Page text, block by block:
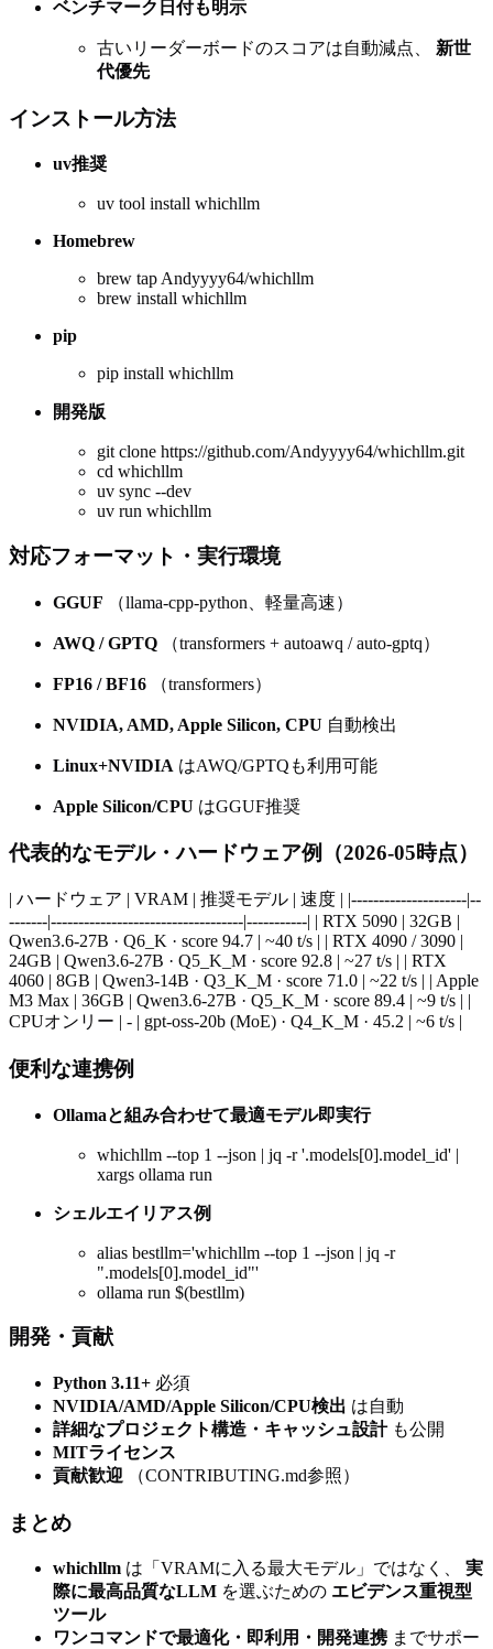
ベンチマーク日付も明示
古いリーダーボードのスコアは自動減点、 新世
代優先
インストール方法
uv推奨
uv tool install whichllm
Homebrew
brew tap Andyyyy64/whichllm
brew install whichllm
pip
pip install whichllm
開発版
git clone https://github.com/Andyyyy64/whichllm.git
cd whichllm
uv sync --dev
uv run whichllm
対応フォーマット・実行環境
GGUF （llama-cpp-python、軽量高速）
AWQ / GPTQ （transformers + autoawq / auto-gptq）
FP16 / BF16 （transformers）
NVIDIA, AMD, Apple Silicon, CPU 自動検出
Linux+NVIDIA はAWQ/GPTQも利用可能
Apple Silicon/CPU はGGUF推奨
代表的なモデル・ハードウェア例（2026-05時点）
| ハードウェア | VRAM | 推奨モデル | 速度 | |---------------------|--
-------|-----------------------------------|-----------| | RTX 5090 | 32GB |
Qwen3.6-27B · Q6_K · score 94.7 | ~40 t/s | | RTX 4090 / 3090 |
24GB | Qwen3.6-27B · Q5_K_M · score 92.8 | ~27 t/s | | RTX
4060 | 8GB | Qwen3-14B · Q3_K_M · score 71.0 | ~22 t/s | | Apple
M3 Max | 36GB | Qwen3.6-27B · Q5_K_M · score 89.4 | ~9 t/s | |
CPUオンリー | - | gpt-oss-20b (MoE) · Q4_K_M · 45.2 | ~6 t/s |
便利な連携例
Ollamaと組み合わせて最適モデル即実行
whichllm --top 1 --json | jq -r '.models[0].model_id' |
xargs ollama run
シェルエイリアス例
alias bestllm='whichllm --top 1 --json | jq -r
".models[0].model_id"'
ollama run $(bestllm)
開発・貢献
Python 3.11+ 必須
NVIDIA/AMD/Apple Silicon/CPU検出 は自動
詳細なプロジェクト構造・キャッシュ設計も公開
MITライセンス
貢献歓迎 （CONTRIBUTING.md参照）
まとめ
whichllm は「VRAMに入る最大モデル」ではなく、 実
際に最高品質なLLM を選ぶための エビデンス重視型
ツール
ワンコマンドで最適化・即利用・開発連携までサポー